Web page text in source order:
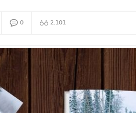
0 2.101